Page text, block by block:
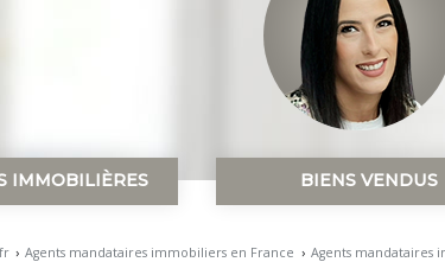
IMMOBILIÈRES BIENS VENDUS
› Agents mandataires immobiliers en France › Agents mandataires